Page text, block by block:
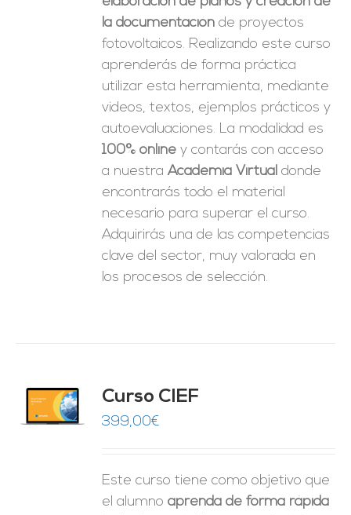
la documentación de proyectos
fotovoltaicos. Realizando este curso
aprenderás de forma práctica
utilizar esta herramienta, mediante
videos, textos, ejemplos prácticos y
autoevaluaciones. La modalidad es
100% online y contarás con acceso
a nuestraAcademia Virtual donde
encontrarás todo el material
necesario para superar el curso.
Adquirirás una de las competencias
clave del sector, muy valorada en
los procesos de selección.
Curso CIEF
399,00€
Este curso tiene como objetivo que
el alumnoaprenda de forma rápida